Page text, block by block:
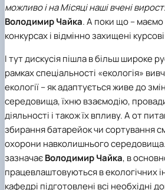
можливо і на Місяці наші вчені
Володимир Чайка. А поки що –
конкурсах і відмінно захищені
І тут дискусія пішла в більш широке
рамках спеціальності «екологія»
екології – як адаптується живе до
середовища, їхню взаємодію,
діяльності і також їх впливу. А от
збирання батарейок чи сортування
охорони навколишнього
зазначаєВолодимир Чайка, в
працевлаштовуються в екологічних
кафедрі підготовлені всі необхідні